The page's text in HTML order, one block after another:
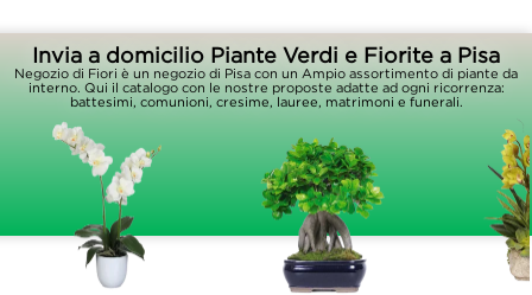
Invia a domicilio Piante Verdi e Fiorite a Pisa
Negozio di Fiori è un negozio di Pisa con un Ampio assortimento di piante da
interno. Qui il catalogo con le nostre proposte adatte ad ogni ricorrenza:
battesimi, comunioni, cresime, lauree, matrimoni e funerali.